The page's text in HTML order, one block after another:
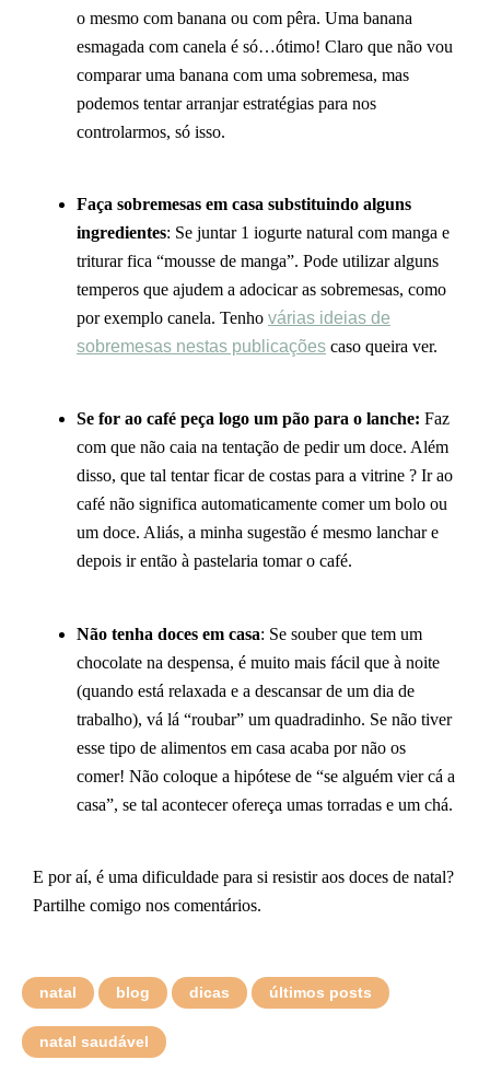
o mesmo com banana ou com pêra. Uma banana
esmagada com canela é só…ótimo! Claro que não vou
comparar uma banana com uma sobremesa, mas
podemos tentar arranjar estratégias para nos
controlarmos, só isso.
Faça sobremesas em casa substituindo alguns
ingredientes: Se juntar 1 iogurte natural com manga e
triturar fica “mousse de manga”. Pode utilizar alguns
temperos que ajudem a adocicar as sobremesas, como
por exemplo canela. Tenho várias ideias de
sobremesas nestas publicações caso queira ver.
Se for ao café peça logo um pão para o lanche: Faz
com que não caia na tentação de pedir um doce. Além
disso, que tal tentar ficar de costas para a vitrine ? Ir ao
café não significa automaticamente comer um bolo ou
um doce. Aliás, a minha sugestão é mesmo lanchar e
depois ir então à pastelaria tomar o café.
Não tenha doces em casa: Se souber que tem um
chocolate na despensa, é muito mais fácil que à noite
(quando está relaxada e a descansar de um dia de
trabalho), vá lá “roubar” um quadradinho. Se não tiver
esse tipo de alimentos em casa acaba por não os
comer! Não coloque a hipótese de “se alguém vier cá a
casa”, se tal acontecer ofereça umas torradas e um chá.
E por aí, é uma dificuldade para si resistir aos doces de natal?
Partilhe comigo nos comentários.
natal blog dicas últimos posts
natal saudável